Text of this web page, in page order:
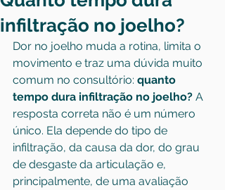
infiltração no joelho?
Dor no joelho muda a rotina, limita o
movimento e traz uma dúvida muito
comum no consultório: quanto
tempo dura infiltração no joelho? A
resposta correta não é um número
único. Ela depende do tipo de
infiltração, da causa da dor, do grau
de desgaste da articulação e,
principalmente, de uma avaliação